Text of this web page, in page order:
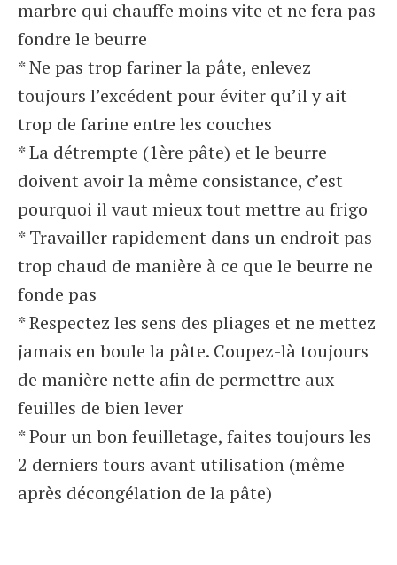
marbre qui chauffe moins vite et ne fera pas
fondre le beurre
* Ne pas trop fariner la pâte, enlevez
toujours l’excédent pour éviter qu’il y ait
trop de farine entre les couches
* La détrempte (1ère pâte) et le beurre
doivent avoir la même consistance, c’est
pourquoi il vaut mieux tout mettre au frigo
* Travailler rapidement dans un endroit pas
trop chaud de manière à ce que le beurre ne
fonde pas
* Respectez les sens des pliages et ne mettez
jamais en boule la pâte. Coupez-là toujours
de manière nette afin de permettre aux
feuilles de bien lever
* Pour un bon feuilletage, faites toujours les
2 derniers tours avant utilisation (même
après décongélation de la pâte)